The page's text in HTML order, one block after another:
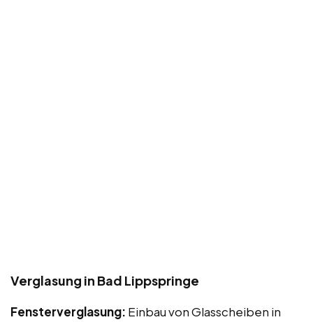
Verglasung in Bad Lippspringe
Fensterverglasung: Einbau von Glasscheiben in